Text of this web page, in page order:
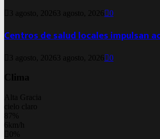
3 agosto, 2026 3 agosto, 2026 0
Centros de salud locales impulsan
3 agosto, 2026 3 agosto, 2026 0
Clima
Alta Gracia
cielo claro
87%
6km/h
0%